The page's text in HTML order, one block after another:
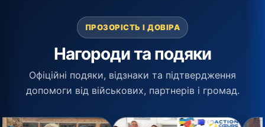
ПРОЗОРІСТЬ І ДОВІРА
Нагороди та подяки
Офіційні подяки, відзнаки та підтвердження
допомоги від військових, партнерів і громад.